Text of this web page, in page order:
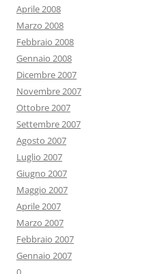
Aprile 2008
Marzo 2008
Febbraio 2008
Gennaio 2008
Dicembre 2007
Novembre 2007
Ottobre 2007
Settembre 2007
Agosto 2007
Luglio 2007
Giugno 2007
Maggio 2007
Aprile 2007
Marzo 2007
Febbraio 2007
Gennaio 2007